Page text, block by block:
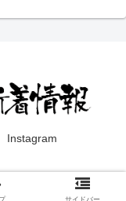
Instagram
報.
サイドバー